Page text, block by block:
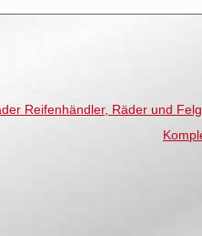
Reifenhändler, Räder und